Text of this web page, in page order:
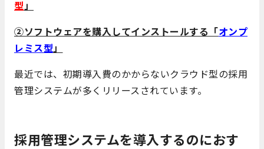
型」
②ソフトウェアを購入してインストールする「オンプ
レミス型」
最近では、初期導入費のかからないクラウド型の採用
管理システムが多くリリースされています。
採用管理システムを導入するのにおす